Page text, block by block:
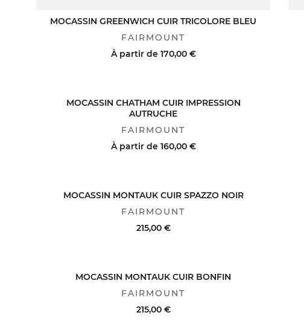
MOCASSIN GREENWICH CUIR TRICOLORE BLEU
FAIRMOUNT
À partir de 170,00 €
ACHAT RAPIDE VOIR LE DÉTAIL
MOCASSIN CHATHAM CUIR IMPRESSION
AUTRUCHE
FAIRMOUNT
À partir de 160,00 €
ACHAT RAPIDE VOIR LE DÉTAIL
MOCASSIN MONTAUK CUIR SPAZZO NOIR
FAIRMOUNT
215,00 €
ACHAT RAPIDE VOIR LE DÉTAIL
MOCASSIN MONTAUK CUIR BONFIN
FAIRMOUNT
215,00 €